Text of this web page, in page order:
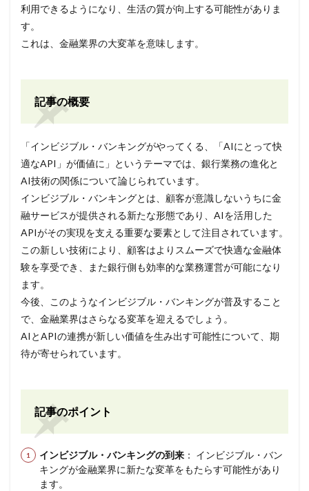
利用できるようになり、生活の質が向上する可能性がありま
す。
これは、金融業界の大変革を意味します。
記事の概要
「インビジブル・バンキングがやってくる、「AIにとって快
適なAPI」が価値に」というテーマでは、銀行業務の進化と
AI技術の関係について論じられています。
インビジブル・バンキングとは、顧客が意識しないうちに金
融サービスが提供される新たな形態であり、AIを活用した
APIがその実現を支える重要な要素として注目されています。
この新しい技術により、顧客はよりスムーズで快適な金融体
験を享受でき、また銀行側も効率的な業務運営が可能になり
ます。
今後、このようなインビジブル・バンキングが普及すること
で、金融業界はさらなる変革を迎えるでしょう。
AIとAPIの連携が新しい価値を生み出す可能性について、期
待が寄せられています。
記事のポイント
インビジブル・バンキングの到来 ： インビジブル・バン
キングが金融業界に新たな変革をもたらす可能性があり
ます。